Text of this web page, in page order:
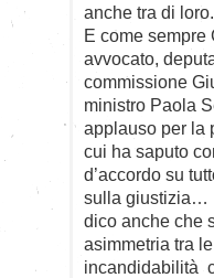
anche tra di loro.
E come sempre
avvocato,
commissione
ministro Paola
applauso per la
cui ha saputo
d’accordo su
sulla giustizia…
dico anche che
asimmetria tra
incandidabilità